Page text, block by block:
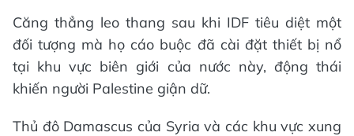
Căng thẳng leo thang sau khi IDF tiêu diệt một
đối tượng mà họ cáo buộc đã cài đặt thiết bị nổ
tại khu vực biên giới của nước này, động thái
khiến người Palestine giận dữ.
Thủ đô Damascus của Syria và các khu vực xung